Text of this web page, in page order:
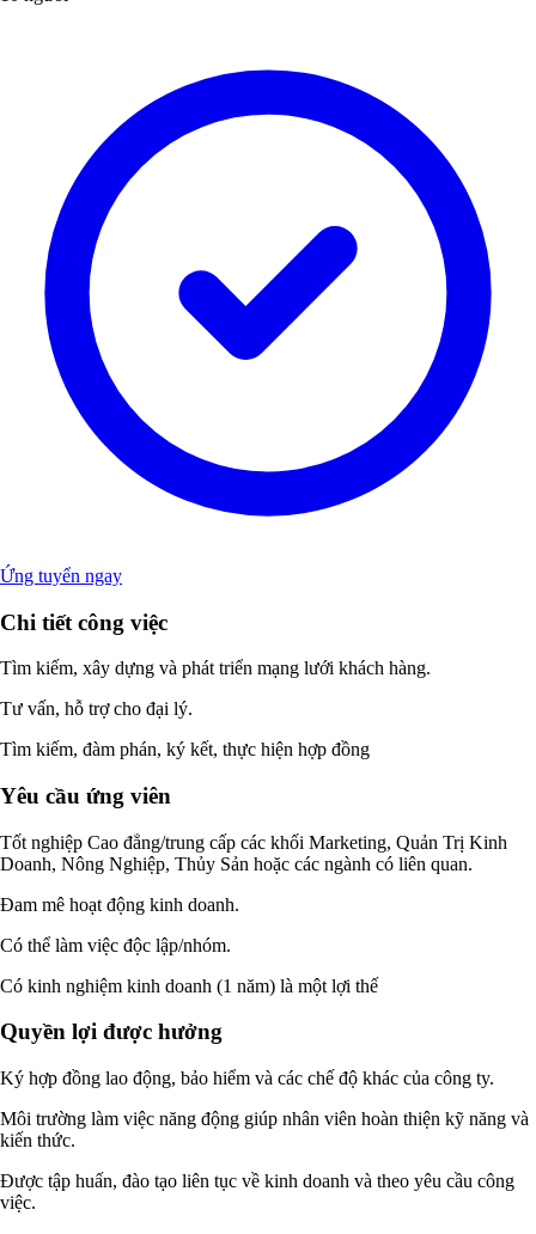
Ứng tuyển ngay
Chi tiết công việc
Tìm kiếm, xây dựng và phát triển mạng lưới khách hàng.
Tư vấn, hỗ trợ cho đại lý.
Tìm kiếm, đàm phán, ký kết, thực hiện hợp đồng
Yêu cầu ứng viên
Tốt nghiệp Cao đẳng/trung cấp các khối Marketing, Quản Trị Kinh
Doanh, Nông Nghiệp, Thủy Sản hoặc các ngành có liên quan.
Đam mê hoạt động kinh doanh.
Có thể làm việc độc lập/nhóm.
Có kinh nghiệm kinh doanh (1 năm) là một lợi thế
Quyền lợi được hưởng
Ký hợp đồng lao động, bảo hiểm và các chế độ khác của công ty.
Môi trường làm việc năng động giúp nhân viên hoàn thiện kỹ năng và
kiến thức.
Được tập huấn, đào tạo liên tục về kinh doanh và theo yêu cầu công
việc.